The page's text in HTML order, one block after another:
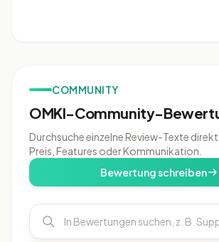
COMMUNITY
OMKI-Community-
Durchsuche einzelne Review-Texte
Preis, Features oder Kommunikation.
Bewertung schreiben